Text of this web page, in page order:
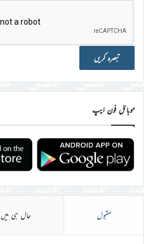
موبائل فون ایپ
مقبول حال ہی میں